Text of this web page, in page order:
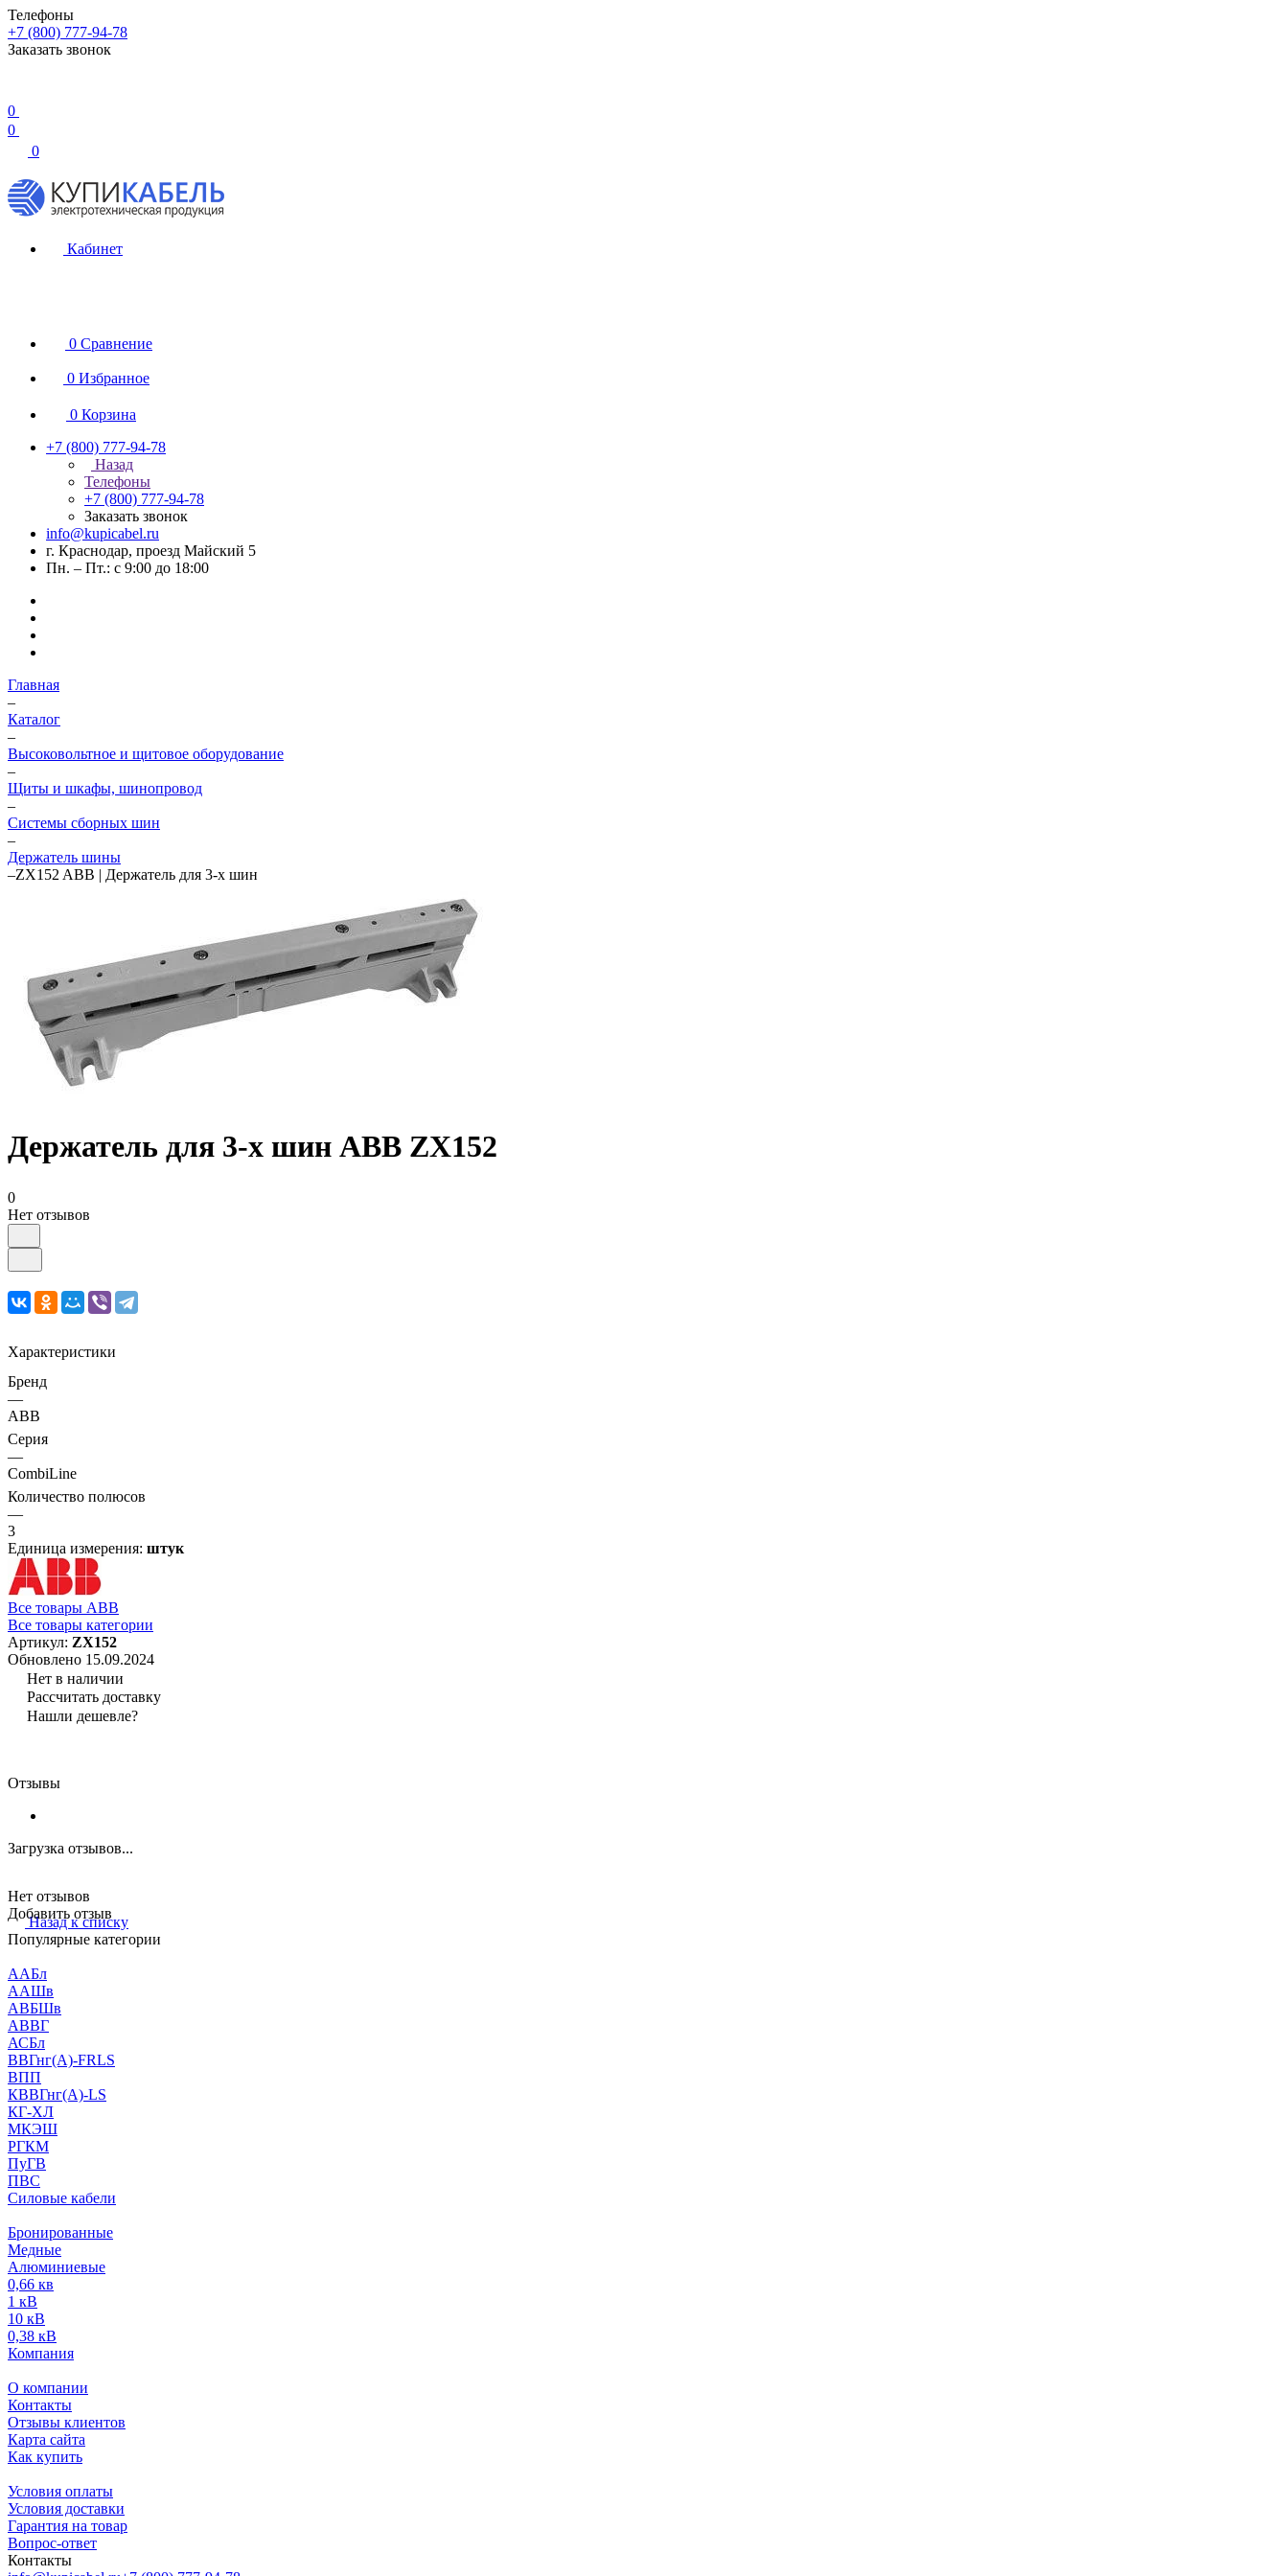
Телефоны
+7 (800) 777-94-78
Заказать звонок
0
0
0
Кабинет
0 Сравнение
0 Избранное
0 Корзина
+7 (800) 777-94-78
Назад
Телефоны
+7 (800) 777-94-78
Заказать звонок
info@kupicabel.ru
г. Краснодар, проезд Майский 5
Пн. – Пт.: с 9:00 до 18:00
Главная
–
Каталог
–
Высоковольтное и щитовое оборудование
–
Щиты и шкафы, шинопровод
–
Системы сборных шин
–
Держатель шины
–ZX152 ABB | Держатель для 3-х шин
Держатель для 3-х шин ABB ZX152
0
Нет отзывов
Характеристики
Бренд
—
ABB
Серия
—
CombiLine
Количество полюсов
—
3
Единица измерения: штук
Все товары ABB
Все товары категории
Артикул: ZX152
Обновлено 15.09.2024
Нет в наличии
Рассчитать доставку
Нашли дешевле?
Отзывы
Загрузка отзывов...
Нет отзывов
Добавить отзыв
Назад к списку
Популярные категории
ААБл
ААШв
АВБШв
АВВГ
АСБл
ВВГнг(А)-FRLS
ВПП
КВВГнг(А)-LS
КГ-ХЛ
МКЭШ
РГКМ
ПуГВ
ПВС
Силовые кабели
Бронированные
Медные
Алюминиевые
0,66 кв
1 кВ
10 кВ
0,38 кВ
Компания
О компании
Контакты
Отзывы клиентов
Карта сайта
Как купить
Условия оплаты
Условия доставки
Гарантия на товар
Вопрос-ответ
Контакты